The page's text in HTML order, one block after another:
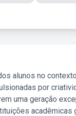
alunos no
por
uma geração
acadêmicas